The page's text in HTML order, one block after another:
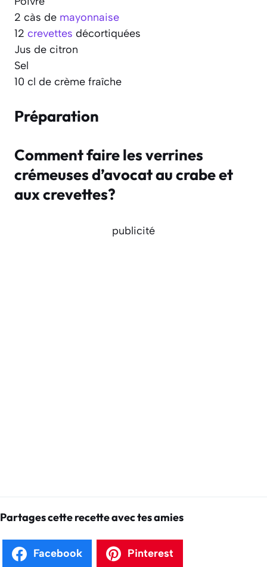
2 càs de mayonnaise
12 crevettes décortiquées
Jus de citron
Sel
10 cl de crème fraîche
Préparation
Comment faire les verrines
crémeuses d’avocat au crabe et
aux crevettes?
publicité
Partages cette recette avec tes amies
Facebook Pinterest